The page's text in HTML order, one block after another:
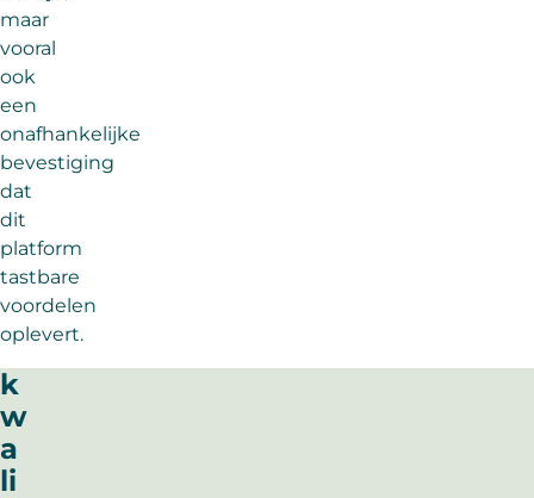
maar
vooral
ook
een
onafhankelijke
bevestiging
dat
dit
platform
tastbare
voordelen
oplevert.
k
w
a
li